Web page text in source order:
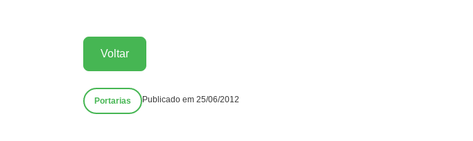
Voltar
Portarias Publicado em 25/06/2012